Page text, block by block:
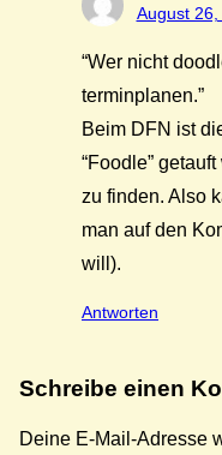
August
“Wer nicht
terminplanen.”
Beim DFN ist
“Foodle”
zu finden. Also
man auf den
will).
Antworten
Schreibe einen
Deine E-Mail-Adresse